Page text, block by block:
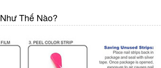
Thế Nào?